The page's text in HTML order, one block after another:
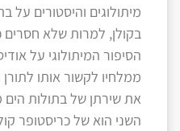
מיתולוגים והיסטורים על
בקולן, למרות שלא חסרים
הסיפור המיתולוגי על
ממלחיו לקשור אותו
את שירתן של בתולות הים
השני הוא של כריסטופר